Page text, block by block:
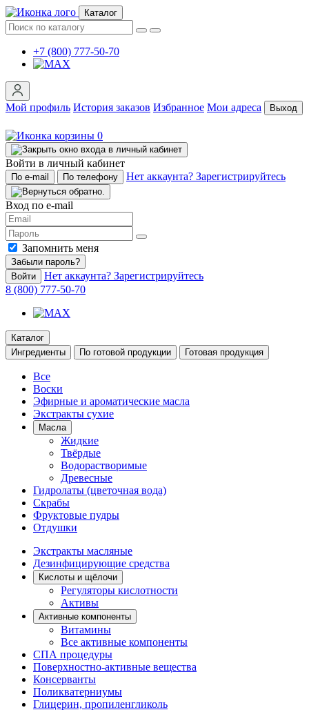
Каталог
+7 (800) 777-50-70
Мой профиль История заказов Избранное Мои адреса Выход
0
Войти в личный кабинет
По e-mail По телефону Нет аккаунта? Зарегистрируйтесь
Вход по e-mail
Запомнить меня
Забыли пароль?
Войти
Нет аккаунта? Зарегистрируйтесь
8 (800) 777-50-70
Каталог
Ингредиенты
По готовой продукции Готовая продукция
Все
Воски
Эфирные и ароматические масла
Экстракты сухие
Масла
Жидкие
Твёрдые
Водорастворимые
Древесные
Гидролаты (цветочная вода)
Скрабы
Фруктовые пудры
Отдушки
Экстракты масляные
Дезинфицирующие средства
Кислоты и щёлочи
Регуляторы кислотности
Активы
Активные компоненты
Витамины
Все активные компоненты
СПА процедуры
Поверхностно-активные вещества
Консерванты
Поликватерниумы
Глицерин, пропиленгликоль